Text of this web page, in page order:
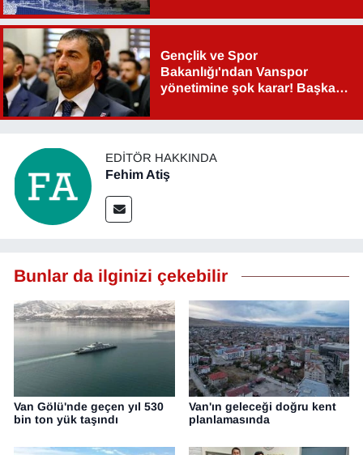
Gençlik ve Spor
Bakanlığı'ndan Vanspor
yönetimine şok karar! Başkan
EDITÖR HAKKINDA
Fehim Atiş
Bunlar da ilginizi çekebilir
Van Gölü'nde geçen yıl 530
bin ton yük taşındı
Van'ın geleceği doğru kent
planlamasında